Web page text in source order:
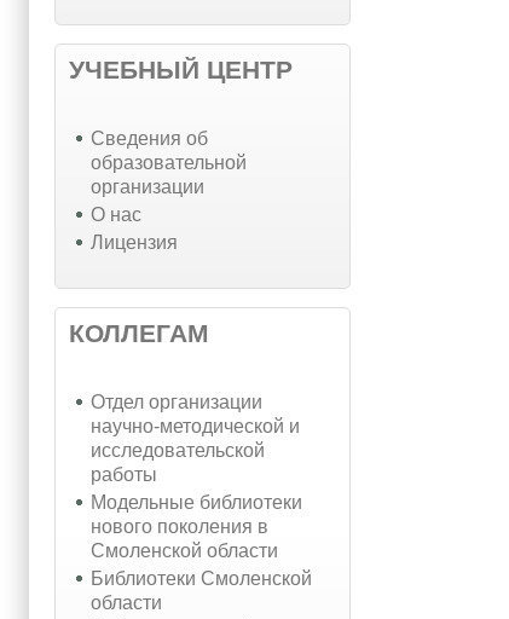
УЧЕБНЫЙ ЦЕНТР
Cведения об
образовательной
организации
О нас
Лицензия
КОЛЛЕГАМ
Отдел организации
научно-методической и
исследовательской
работы
Модельные библиотеки
нового поколения в
Смоленской области
Библиотеки Смоленской
области